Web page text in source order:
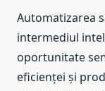
Automatizarea
intermediul
oportunitate
eficienței și